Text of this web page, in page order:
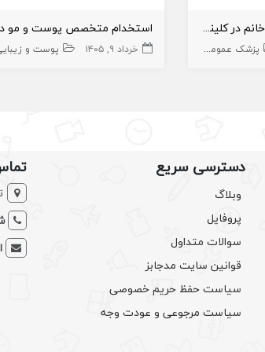
پوست
استخدام پزشک عمومی خانم در کلینیک زیبایی
پزشک عمومی پوست و زیبایی زیبایی پزشک عمومی پوست خرداد ۹, ۱۴۰۵ پوست و
دسترسی سریع
وبلاگ
پروفایل
سوالات متداول
قوانین سایت مدجابز
سیاست حفظ حریم خصوصی
سیاست مرجوعی و عودت وجه